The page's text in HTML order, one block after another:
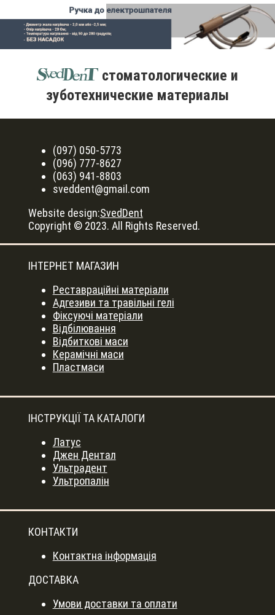
стоматологические и
зуботехнические материалы
(097) 050-5773
(096) 777-8627
(063) 941-8803
sveddent@gmail.com
Website design:SvedDent
Copyright © 2023. All Rights Reserved.
ІНТЕРНЕТ МАГАЗИН
Реставраційні матеріали
Адгезиви та травільні гелі
Фіксуючі матеріали
Відбілювання
Відбиткові маси
Керамічні маси
Пластмаси
ІНСТРУКЦІЇ ТА КАТАЛОГИ
Латус
Джен Дентал
Ультрадент
Ультропалін
КОНТАКТИ
Контактна інформація
ДОСТАВКА
Умови доставки та оплати